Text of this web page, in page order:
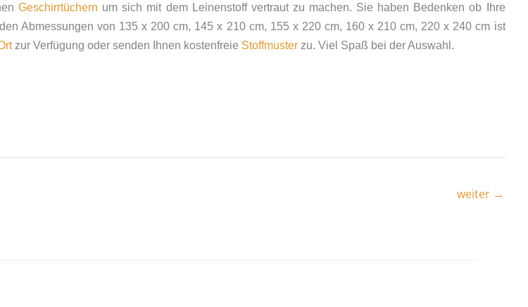
Geschirrtüchern um sich mit dem Leinenstoff vertraut zu machen. Sie haben Bedenken ob Ihre
Abmessungen von 135 x 200 cm, 145 x 210 cm, 155 x 220 cm, 160 x 210 cm, 220 x 240 cm ist
zur Verfügung oder senden Ihnen kostenfreie Stoffmusterzu. Viel Spaß bei der Auswahl.
weiter →